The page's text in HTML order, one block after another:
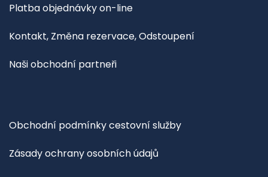
Platba objednávky on-line
Kontakt, Změna rezervace, Odstoupení
Naši obchodní partneři
Obchodní podmínky cestovní služby
Zásady ochrany osobních údajů